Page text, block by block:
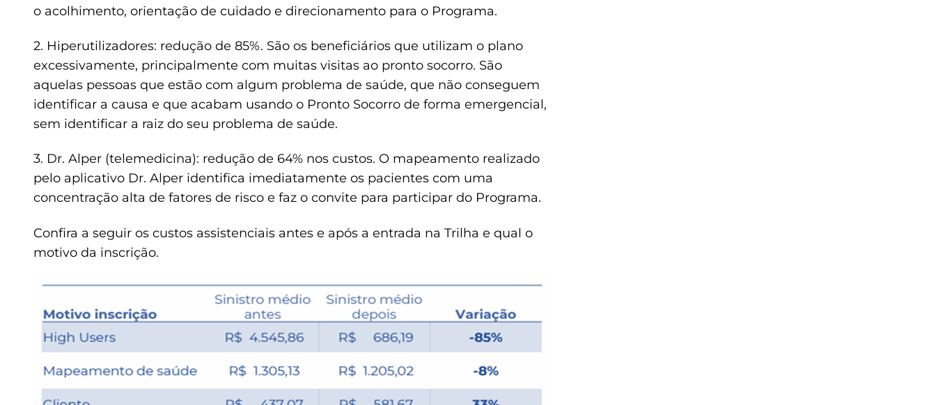
o acolhimento, orientação de cuidado e direcionamento para o Programa.
2. Hiperutilizadores: redução de 85%. São os beneficiários que utilizam o plano
excessivamente, principalmente com muitas visitas ao pronto socorro. São
aquelas pessoas que estão com algum problema de saúde, que não conseguem
identificar a causa e que acabam usando o Pronto Socorro de forma emergencial,
sem identificar a raiz do seu problema de saúde.
3. Dr. Alper (telemedicina): redução de 64% nos custos. O mapeamento realizado
pelo aplicativo Dr. Alper identifica imediatamente os pacientes com uma
concentração alta de fatores de risco e faz o convite para participar do Programa.
Confira a seguir os custos assistenciais antes e após a entrada na Trilha e qual o
motivo da inscrição.